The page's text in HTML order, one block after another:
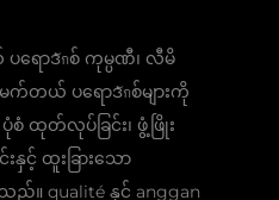
ရောဒักစ် ကုမ္ပဏီ၊ လီမိ
တယ် ပရောဒักစ်များကို
စံ ထုတ်လုပ်ခြင်း၊ ဖွံ့ဖြိုး
င့် ထူးခြားသော
သည်။ qualité နှင့် anggan